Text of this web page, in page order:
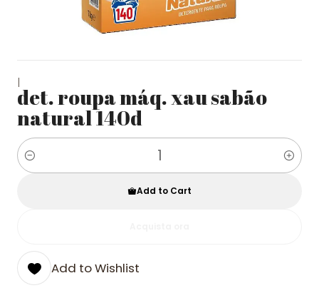
|
det. roupa máq. xau sabão
natural 140d
Quantity
Add to Cart
Add to Wishlist